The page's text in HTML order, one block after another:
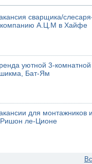
сварщика/
компанию А.Ц.М в Хайфе
уютной 3-комнатной
Бат-Ям
для монтажников
Ришон ле-Ционе